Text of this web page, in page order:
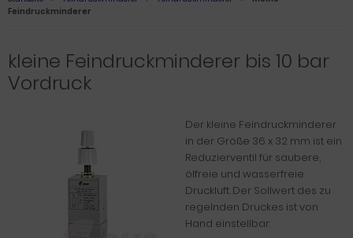
Feindruckminderer
kleine Feindruckminderer bis 10 bar
Vordruck
Der kleine Feindruckminderer
in der Größe 36 x 32 mm ist ein
Reduzierventil für saubere,
ölfreie und wasserfreie
Druckluft. Der Sollwert des zu
regelnden Druckes ist von
Hand einstellbar.